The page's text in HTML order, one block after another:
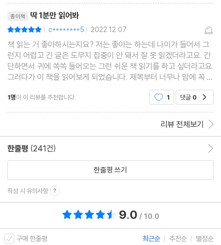
밤에 먹는 라면이 유난히 맛있는 이유
3장 갑자기 그 이유가 궁금하지?
귀를 막으면 나는 소리, 대체 무슨 소리일까?
에어컨 틀고서 굳이 이불을 덮는 이유
미용실 거울 속 나는 왜 못생겨 보일까?
만우절 장난도 법적 처벌을 받을까?
연령 제한은 왜 하필 19세일까?
교도소에선 진짜 콩밥을 줄까?
고구마란 단어도 외래어라고?
알파벳 Z는 지일까, 제트일까?
코피가 나도 왜 아프진 않은 걸까?
역대급 수능 부정행위, 이걸 진짜 했다고?
종이책 딱 1분만 읽어봐
| c********5 | 2022.12.07
책 읽는 거 좋아하시는지요? 저는 좋아는 하는데 나이가 들어서 그
런지 어렵고 긴 글은 도무지 집중이 안 돼서 잘 못 읽겠더라고요. 간
단하면서 귀에 쏙쏙 들어오는 그런 쉬운 책 읽기를 하고 싶더라고요.
그러다가 이 책을 읽어보게 되었습니다. 제목부터 너무나 맘에 꼭 듭
니다. 딱 1분이면 된다니.. 요즘같이 이렇게 빠른 시대에 살면서 1분
만 읽어도 되는 책이 있다니 놀라울 따름입
1명이 이 리뷰를 추천합니다. 1 댓글 0
리뷰 전체보기
한줄평 (241건)
한줄평 쓰기
작성 시 유의사항
9.0 / 10.0
구매 한줄평 최근순 추천순 별점순